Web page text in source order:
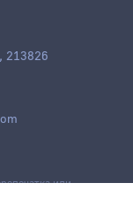
213826
или